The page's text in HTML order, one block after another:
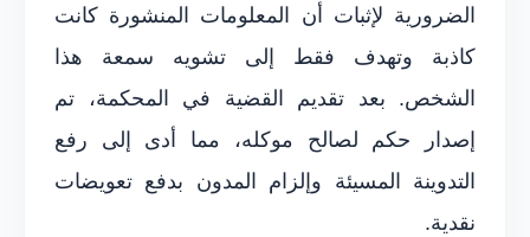
الضرورية لإثبات أن المعلومات المنشورة كانت
كاذبة وتهدف فقط إلى تشويه سمعة هذا
الشخص. بعد تقديم القضية في المحكمة، تم
إصدار حكم لصالح موكله، مما أدى إلى رفع
التدوينة المسيئة وإلزام المدون بدفع تعويضات
نقدية.